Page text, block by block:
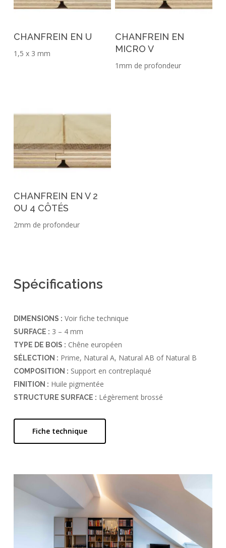
CHANFREIN EN U
1,5 x 3 mm
CHANFREIN EN
MICRO V
1mm de profondeur
CHANFREIN EN V 2
OU 4 CÔTÉS
2mm de profondeur
Spécifications
DIMENSIONS : Voir fiche technique
SURFACE : 3 – 4 mm
TYPE DE BOIS : Chêne européen
SÉLECTION : Prime, Natural A, Natural AB of Natural B
COMPOSITION : Support en contreplaqué
FINITION : Huile pigmentée
STRUCTURE SURFACE : Légèrement brossé
Fiche technique